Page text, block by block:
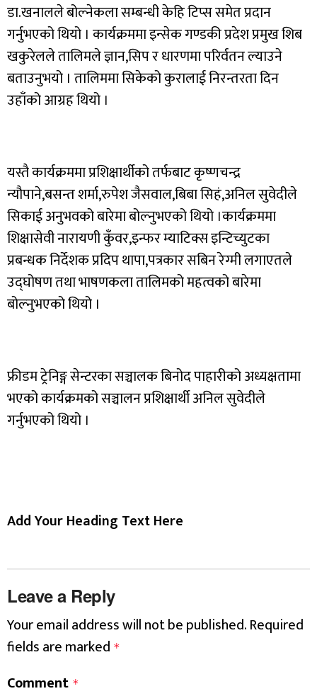
डा.खनालले बोल्नेकला सम्बन्धी केहि टिप्स समेत प्रदान
गर्नुभएको थियो । कार्यक्रममा इन्सेक गण्डकी प्रदेश प्रमुख शिब
खकुरेलले तालिमले ज्ञान,सिप र धारणमा परिर्वतन ल्याउने
बताउनुभयो । तालिममा सिकेको कुरालाई निरन्तरता दिन
उहाँको आग्रह थियो ।
यस्तै कार्यक्रममा प्रशिक्षार्थीको तर्फबाट कृष्णचन्द्र
न्यौपाने,बसन्त शर्मा,रुपेश जैसवाल,बिबा सिहं,अनिल सुवेदीले
सिकाई अनुभवको बारेमा बोल्नुभएको थियो ।कार्यक्रममा
शिक्षासेवी नारायणी कुँवर,इन्फर म्याटिक्स इन्टिच्युटका
प्रबन्धक निर्देशक प्रदिप थापा,पत्रकार सबिन रेग्मी लगाएतले
उद्घोषण तथा भाषणकला तालिमको महत्वको बारेमा
बोल्नुभएको थियो ।
फ्रीडम ट्रेनिङ्ग सेन्टरका सञ्चालक बिनोद पाहारीको अध्यक्षतामा
भएको कार्यक्रमको सञ्चालन प्रशिक्षार्थी अनिल सुवेदीले
गर्नुभएको थियो ।
Add Your Heading Text Here
Leave a Reply
Your email address will not be published.Required
fields are marked *
Comment *